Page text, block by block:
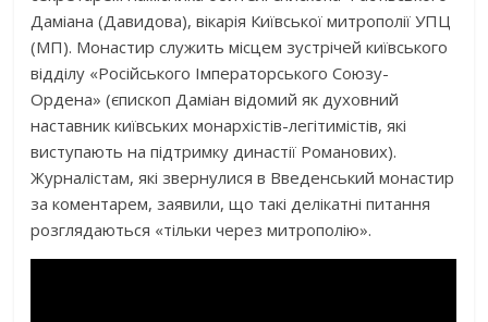
Даміана (Давидова), вікарія Київської митрополії УПЦ
(МП). Монастир служить місцем зустрічей київського
відділу «Російського Імператорського Союзу-
Ордена» (єпископ Даміан відомий як духовний
наставник київських монархістів-легітимістів, які
виступають на підтримку династії Романових).
Журналістам, які звернулися в Введенський монастир
за коментарем, заявили, що такі делікатні питання
розглядаються «тільки через митрополію».